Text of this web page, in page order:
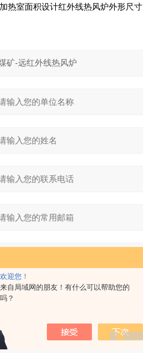
欢迎您！
来自局域网的朋友！有什么可以帮助您的
吗？
室面积设计红外线热风炉外形尺寸